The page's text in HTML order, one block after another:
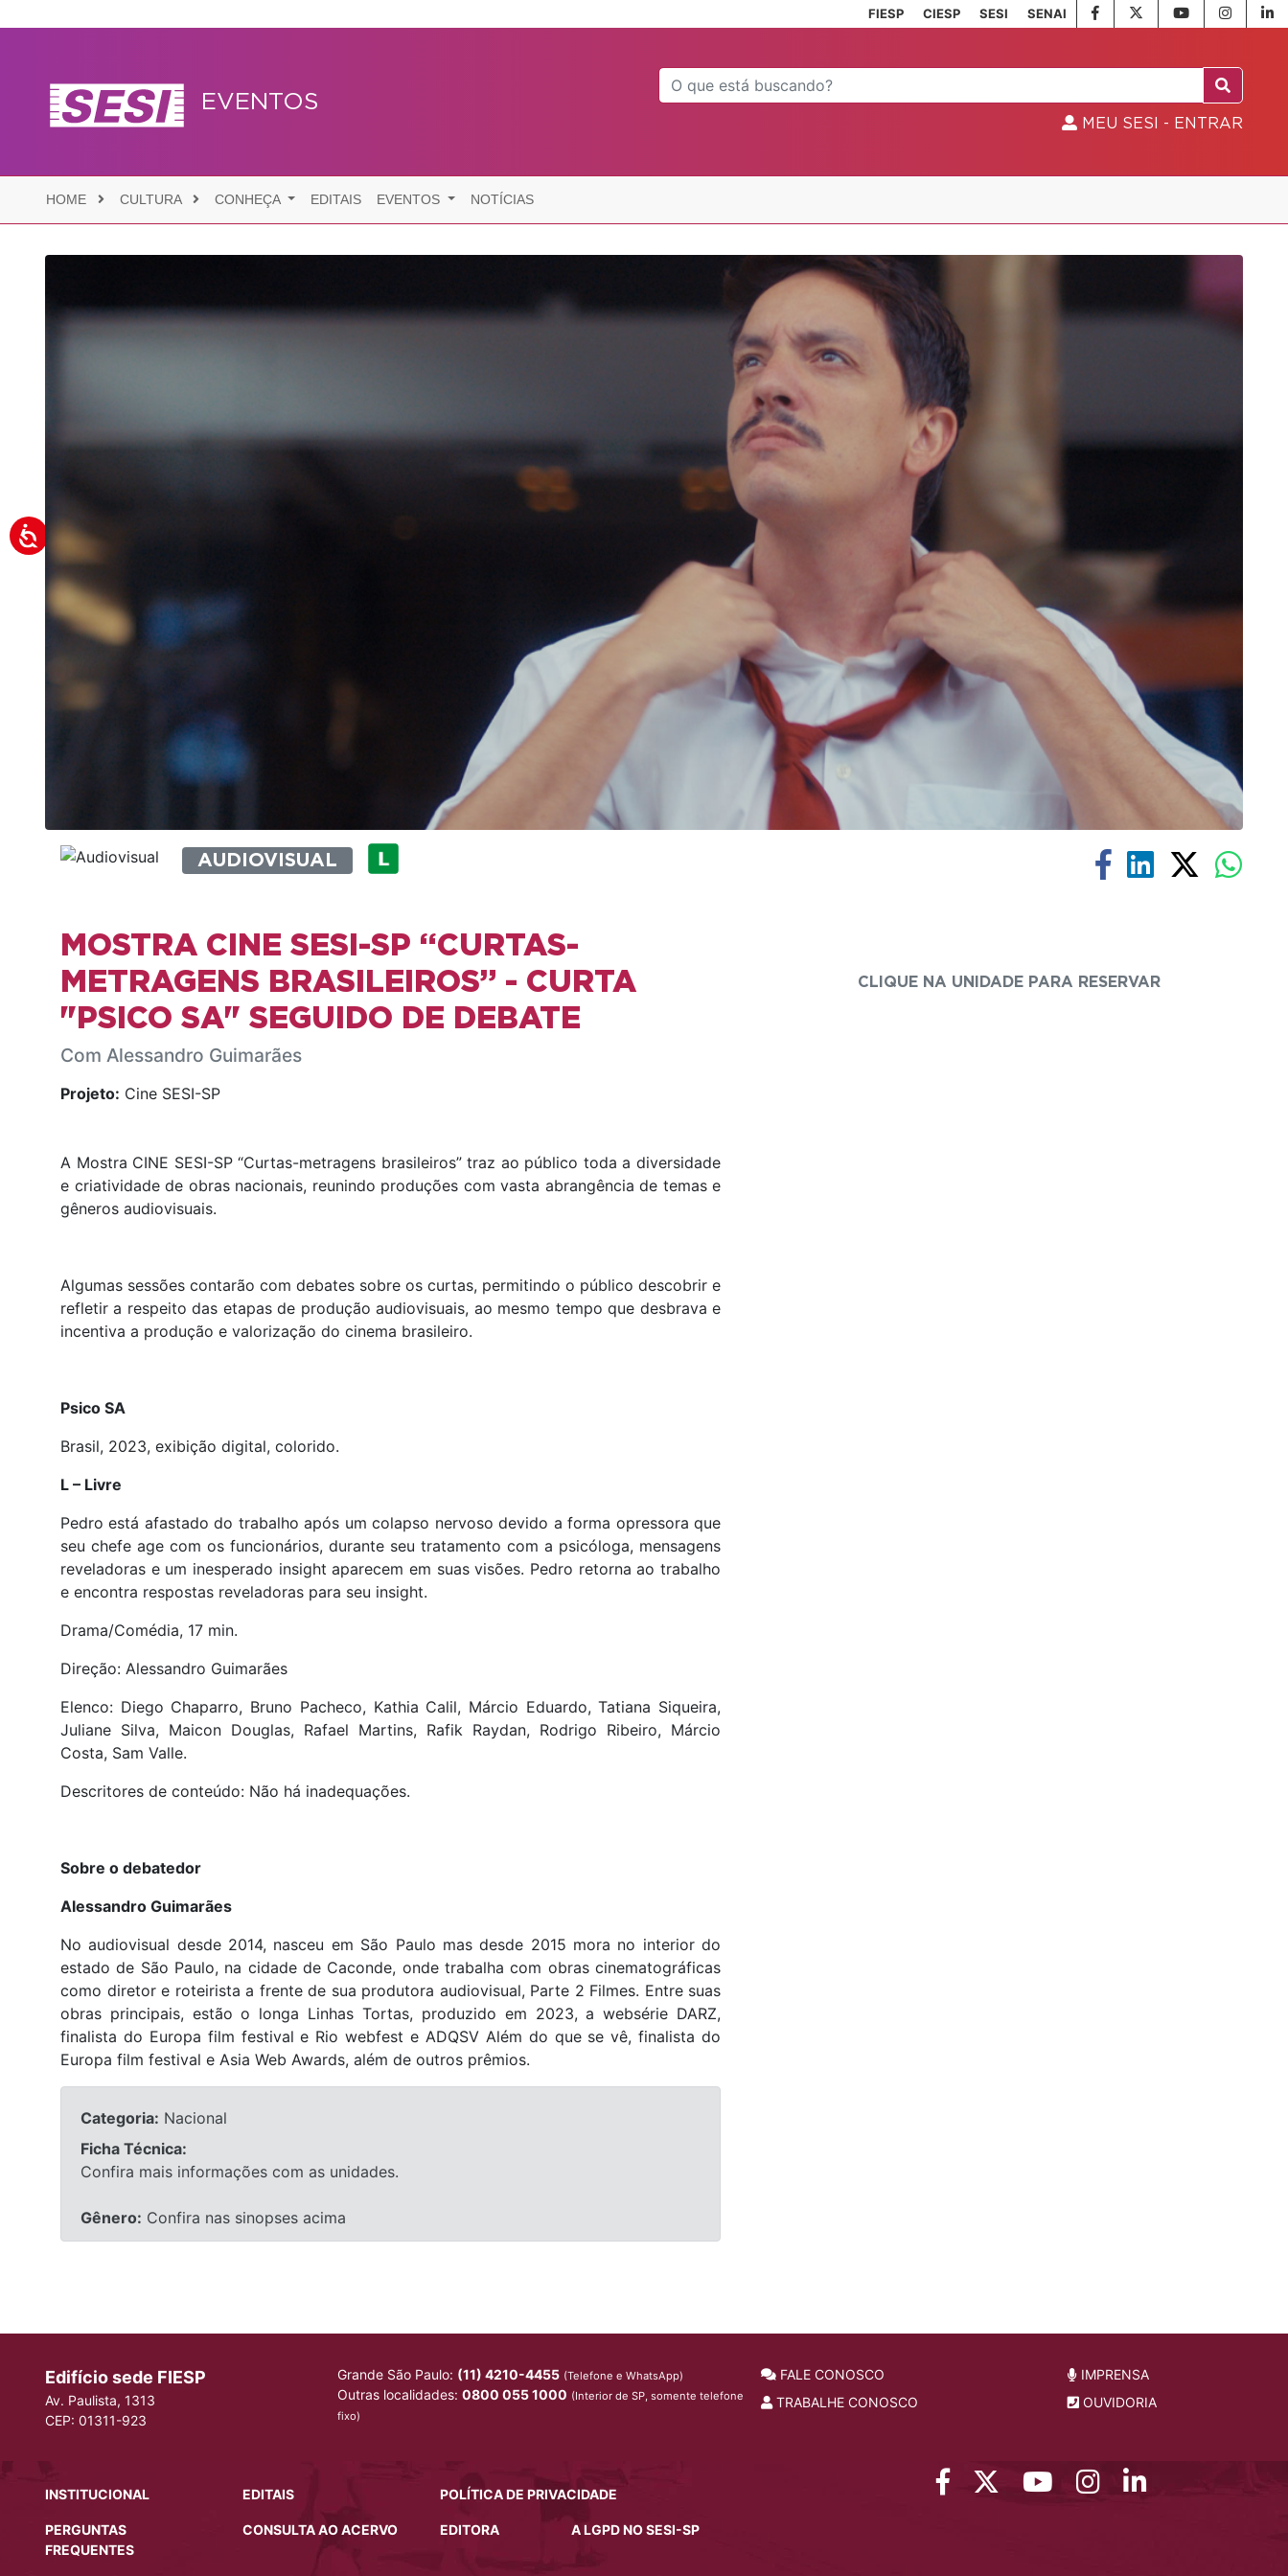
FIESP CIESP SESI SENAI
EVENTOS
MEU SESI - ENTRAR
HOME CULTURA CONHEÇA EDITAIS EVENTOS NOTÍCIAS
AUDIOVISUAL
MOSTRA CINE SESI-SP “CURTAS-
METRAGENS BRASILEIROS” - CURTA
"PSICO SA" SEGUIDO DE DEBATE
Com Alessandro Guimarães
Projeto: Cine SESI-SP
A Mostra CINE SESI-SP “Curtas-metragens brasileiros” traz ao público toda a diversidade
e criatividade de obras nacionais, reunindo produções com vasta abrangência de temas e
gêneros audiovisuais.
Algumas sessões contarão com debates sobre os curtas, permitindo o público descobrir e
refletir a respeito das etapas de produção audiovisuais, ao mesmo tempo que desbrava e
incentiva a produção e valorização do cinema brasileiro.
Psico SA
Brasil, 2023, exibição digital, colorido.
L – Livre
Pedro está afastado do trabalho após um colapso nervoso devido a forma opressora que
seu chefe age com os funcionários, durante seu tratamento com a psicóloga, mensagens
reveladoras e um inesperado insight aparecem em suas visões. Pedro retorna ao trabalho
e encontra respostas reveladoras para seu insight.
Drama/Comédia, 17 min.
Direção: Alessandro Guimarães
Elenco: Diego Chaparro, Bruno Pacheco, Kathia Calil, Márcio Eduardo, Tatiana Siqueira,
Juliane Silva, Maicon Douglas, Rafael Martins, Rafik Raydan, Rodrigo Ribeiro, Márcio
Costa, Sam Valle.
Descritores de conteúdo: Não há inadequações.
Sobre o debatedor
Alessandro Guimarães
No audiovisual desde 2014, nasceu em São Paulo mas desde 2015 mora no interior do
estado de São Paulo, na cidade de Caconde, onde trabalha com obras cinematográficas
como diretor e roteirista a frente de sua produtora audiovisual, Parte 2 Filmes. Entre suas
obras principais, estão o longa Linhas Tortas, produzido em 2023, a websérie DARZ,
finalista do Europa film festival e Rio webfest e ADQSV Além do que se vê, finalista do
Europa film festival e Asia Web Awards, além de outros prêmios.
Categoria: Nacional
Ficha Técnica:
Confira mais informações com as unidades.
Gênero: Confira nas sinopses acima
CLIQUE NA UNIDADE PARA RESERVAR
Edifício sede FIESP
Av. Paulista, 1313
CEP: 01311-923
Grande São Paulo: (11) 4210-4455 (Telefone e WhatsApp)
Outras localidades: 0800 055 1000 (Interior de SP, somente telefone
fixo)
FALE CONOSCO
TRABALHE CONOSCO
IMPRENSA
OUVIDORIA
INSTITUCIONAL EDITAIS POLÍTICA DE PRIVACIDADE
PERGUNTAS
FREQUENTES
CONSULTA AO ACERVO EDITORA A LGPD NO SESI-SP